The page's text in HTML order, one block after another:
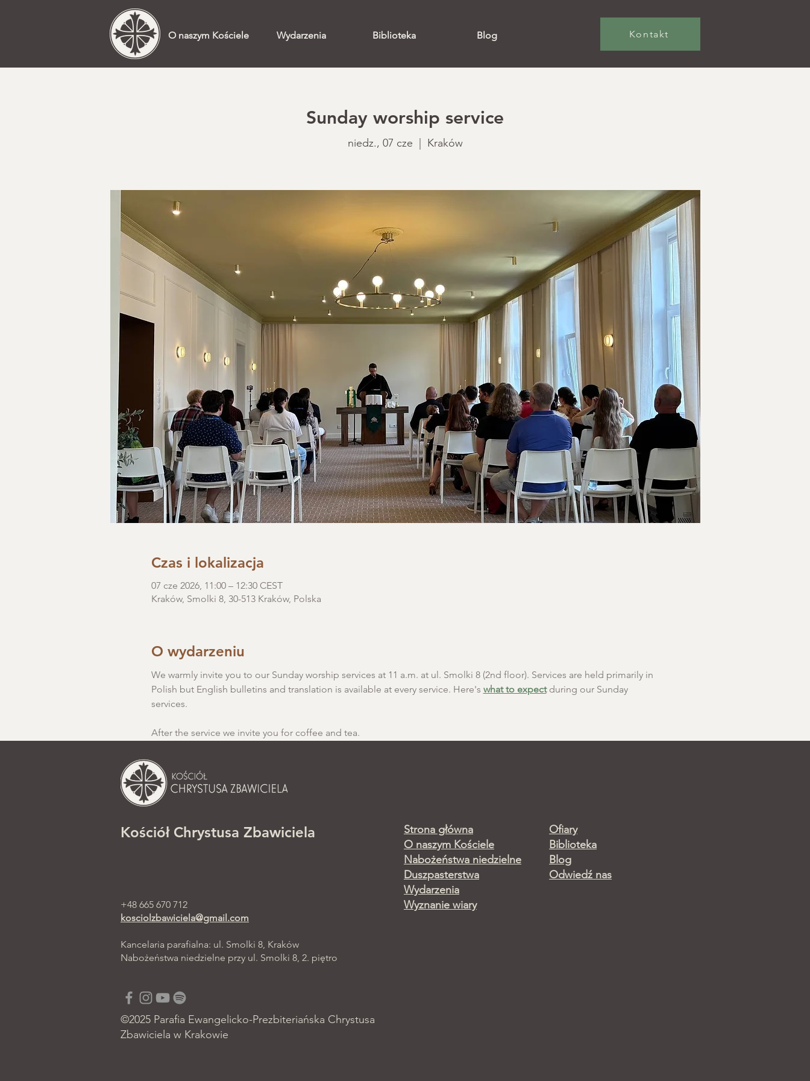
O naszym Kościele Wydarzenia Biblioteka Blog Kontakt
Sunday worship service
niedz., 07 cze Kraków
Czas i lokalizacja
07 cze 2026, 11:00 – 12:30 CEST
Kraków, Smolki 8, 30-513 Kraków, Polska
O wydarzeniu
We warmly invite you to our Sunday worship services at 11 a.m. at ul. Smolki 8 (2nd floor). Services are held primarily in
Polish but English bulletins and translation is available at every service. Here's what to expect during our Sunday
services.
After the service we invite you for coffee and tea.
Kościół Chrystusa Zbawiciela
+48 665 670 712
kosciolzbawiciela@gmail.com
Kancelaria parafialna: ul. Smolki 8, Kraków
Nabożeństwa niedzielne przy ul. Smolki 8, 2. piętro
Strona główna
O naszym Kościele
Nabożeństwa niedzielne
Duszpasterstwa
Wydarzenia
Wyznanie wiary
Ofiary
Biblioteka
Blog
Odwiedź nas
©2025 Parafia Ewangelicko-Prezbiteriańska Chrystusa
Zbawiciela w Krakowie